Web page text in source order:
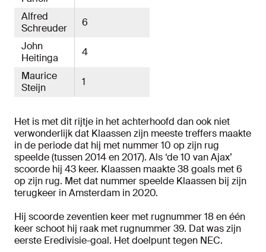
Alfred
Schreuder
6
John
Heitinga
4
Maurice
Steijn
1
Het is met dit rijtje in het achterhoofd dan ook niet
verwonderlijk dat Klaassen zijn meeste treffers maakte
in de periode dat hij met nummer 10 op zijn rug
speelde (tussen 2014 en 2017). Als ‘de 10 van Ajax’
scoorde hij 43 keer. Klaassen maakte 38 goals met 6
op zijn rug. Met dat nummer speelde Klaassen bij zijn
terugkeer in Amsterdam in 2020.
Hij scoorde zeventien keer met rugnummer 18 en één
keer schoot hij raak met rugnummer 39. Dat was zijn
eerste Eredivisie-goal. Het doelpunt tegen NEC.